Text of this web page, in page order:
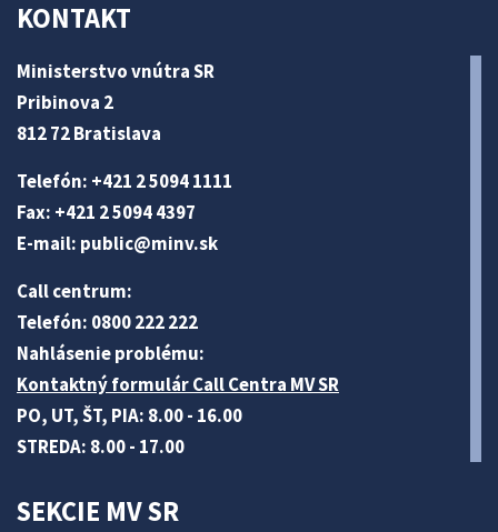
KONTAKT
Ministerstvo vnútra SR
Pribinova 2
812 72 Bratislava
Telefón: +421 2 5094 1111
Fax: +421 2 5094 4397
E-mail: public@minv.sk
Call centrum:
Telefón: 0800 222 222
Nahlásenie problému:
Kontaktný formulár Call Centra MV SR
PO, UT, ŠT, PIA: 8.00 - 16.00
STREDA: 8.00 - 17.00
SEKCIE MV SR